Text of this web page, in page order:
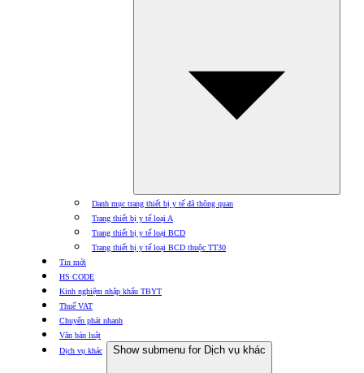
Danh mục trang thiết bị y tế đã thông quan
Trang thiết bị y tế loại A
Trang thiết bị y tế loại BCD
Trang thiết bị y tế loại BCD thuộc TT30
Tin mới
HS CODE
Kinh nghiệm nhập khẩu TBYT
Thuế VAT
Chuyển phát nhanh
Văn bản luật
Dịch vụ khác
Show submenu for Dịch vụ khác